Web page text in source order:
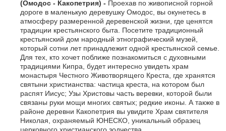
(Омодос - Какопетрия) - Проехав по живописной горной
дороге в маленькую деревушку Омодос, вы окунетесь в
атмосферу размеренной деревенской жизни, где ценятся
традиции крестьянского быта. Посетите традиционный
крестьянский дом народный этнографический музей,
который сотни лет принадлежит одной крестьянской семье.
Для тех, кто хочет поближе познакомиться с духовными
традициями Кипра, будет интересно увидеть храм
монастыря Честного Животворящего Креста, где хранятся
святыни христианства: частица креста, на котором был
распят Иисус; Узы Христовы часть веревки, которой были
связаны руки мощи многих святых; редкие иконы. А также в
районе деревни Какопетрия вы увидите Храм святителя
Николая, охраняемый ЮНЕСКО, уникальный образец
церковного христианского зодчества.